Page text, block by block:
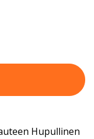
Hupullinen